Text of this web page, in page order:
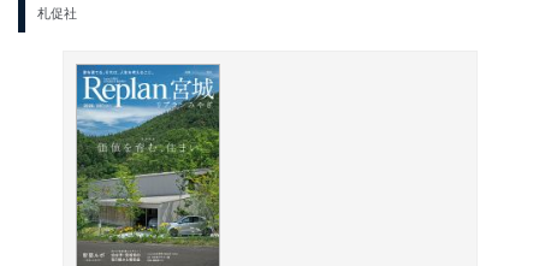
札促社